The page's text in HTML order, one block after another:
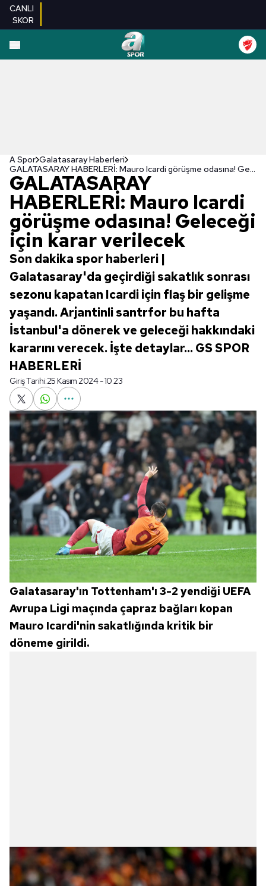
CANLI
SKOR
A Spor Galatasaray Haberleri
GALATASARAY HABERLERİ: Mauro Icardi görüşme odasına! Geleceği için karar verilecek
GALATASARAY
HABERLERİ: Mauro Icardi
görüşme odasına! Geleceği
için karar verilecek
Son dakika spor haberleri |
Galatasaray'da geçirdiği sakatlık sonrası
sezonu kapatan Icardi için flaş bir gelişme
yaşandı. Arjantinli santrfor bu hafta
İstanbul'a dönerek ve geleceği hakkındaki
kararını verecek. İşte detaylar... GS SPOR
HABERLERİ
Giriş Tarihi:25 Kasım 2024 - 10:23
Galatasaray'ın Tottenham'ı 3-2 yendiği UEFA
Avrupa Ligi maçında çapraz bağları kopan
Mauro Icardi'nin sakatlığında kritik bir
döneme girildi.